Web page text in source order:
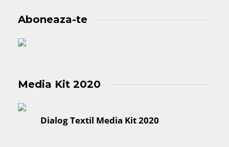
Aboneaza-te
Media Kit 2020
Dialog Textil Media Kit 2020